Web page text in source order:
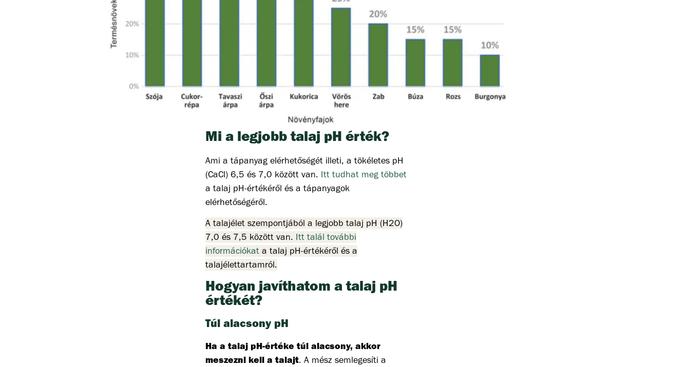
Mi a legjobb talaj pH érték?
Ami a tápanyag elérhetőségét illeti, a tökéletes pH
(CaCl) 6,5 és 7,0 között van. Itt tudhat meg többet
a talaj pH-értékéről és a tápanyagok
elérhetőségéről.
A talajélet szempontjából a legjobb talaj pH (H2O)
7,0 és 7,5 között van. Itt talál további
információkat a talaj pH-értékéről és a
talajélettartamról.
Hogyan javíthatom a talaj pH
értékét?
Túl alacsony pH
Ha a talaj pH-értéke túl alacsony, akkor
meszezni kell a talajt. A mész semlegesíti a